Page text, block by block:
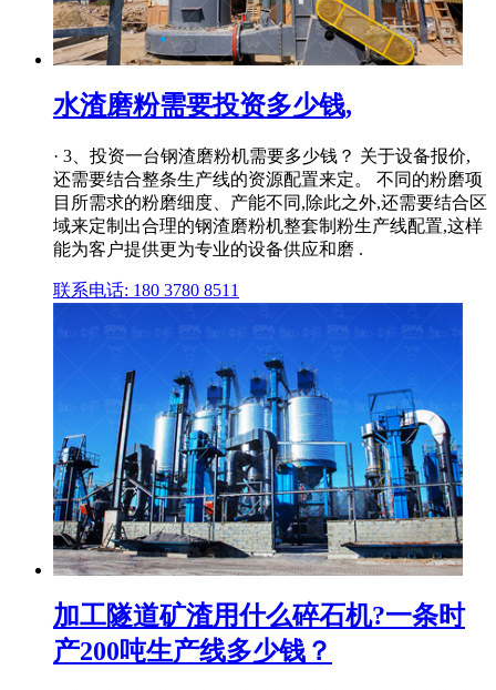
水渣磨粉需要投资多少钱,
· 3、投资一台钢渣磨粉机需要多少钱？ 关于设备报价,
还需要结合整条生产线的资源配置来定。 不同的粉磨项
目所需求的粉磨细度、产能不同,除此之外,还需要结合区
域来定制出合理的钢渣磨粉机整套制粉生产线配置,这样
能为客户提供更为专业的设备供应和磨 .
联系电话: 180 3780 8511
加工隧道矿渣用什么碎石机?一条时
产200吨生产线多少钱？